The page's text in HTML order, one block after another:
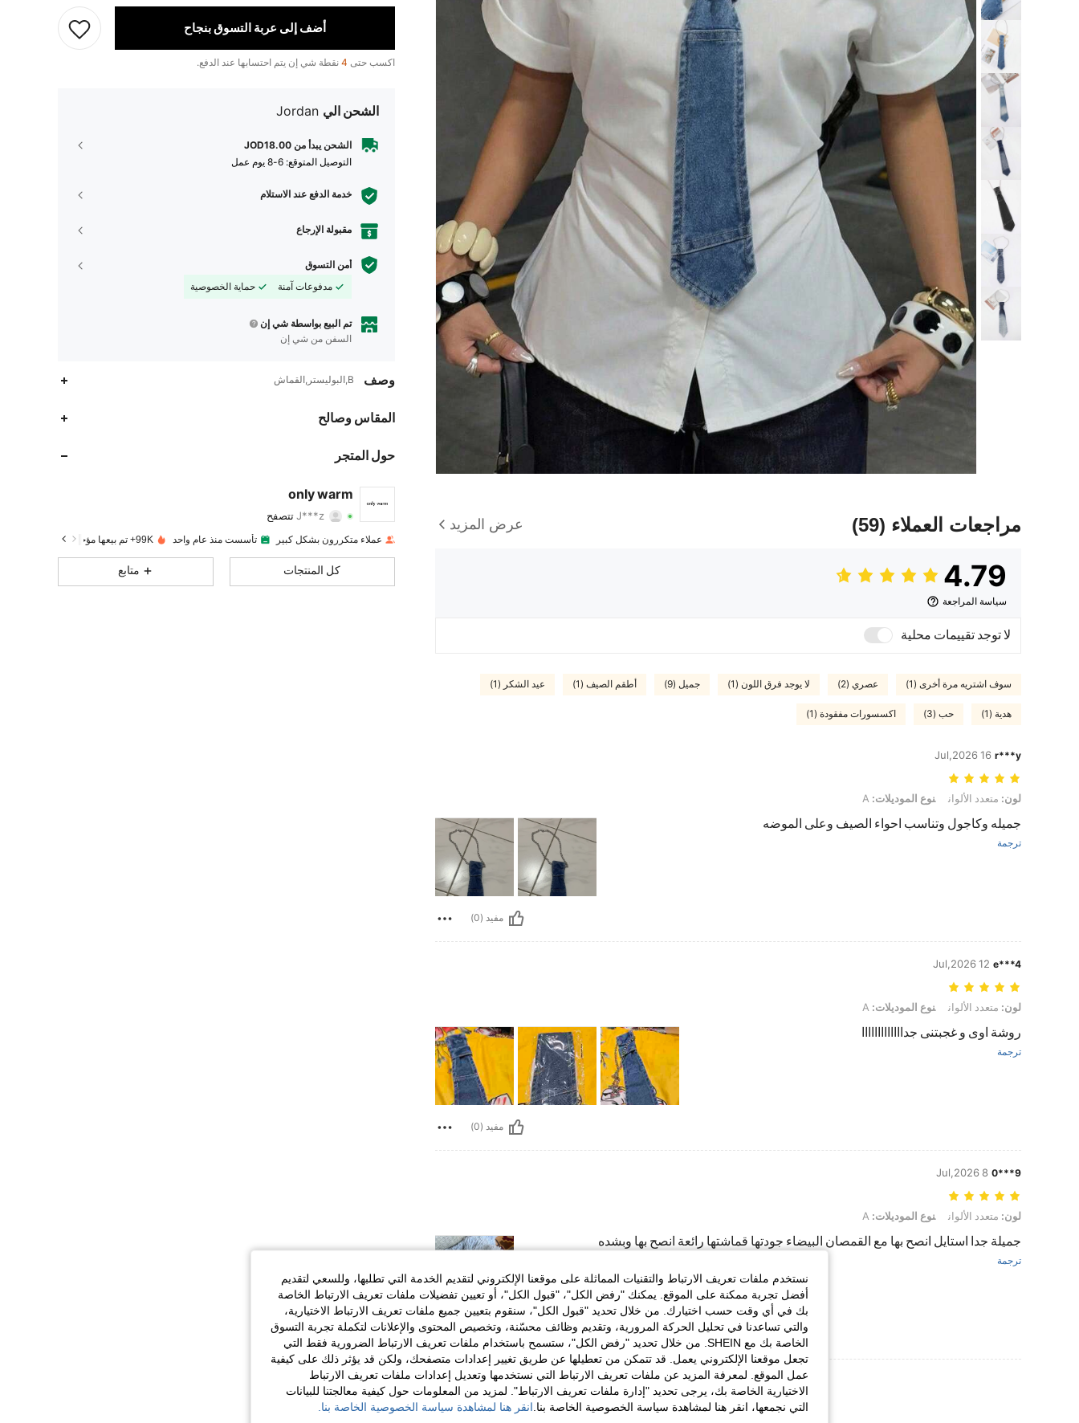
مراجعات العملاء (59) عرض المزيد
4.79
سياسة المراجعة
لا توجد تقييمات محلية
سوف اشتريه مرة أخرى (1) عصري (2) لا يوجد فرق اللون (1) جميل (9) أطقم الصيف (1) عيد الشكر (1)
هدية (1) حب (3) اكسسورات مفقودة (1)
r***y
16 Jul,2026
لون: متعدد الألوان, نوع الموديلات: A
لون: متعدد الألوان نوع الموديلات:
جميله وكاجول وتناسب احواء الصيف وعلى الموضه
ترجمة
مفيد (0)
e***4
12 Jul,2026
لون: متعدد الألوان, نوع الموديلات: A
لون: متعدد الألوان نوع الموديلات:
روشة اوى و غجبتنى جدااااااااااااا
ترجمة
مفيد (0)
9***0
8 Jul,2026
لون: متعدد الألوان, نوع الموديلات: A
لون: متعدد الألوان نوع الموديلات:
‏جميلة جدا استايل انصح بها مع القمصان البيضاء جودتها قماشتها رائعة انصح بها وبشده
ترجمة
مفيد (0)
عرض المزيد من المراجعات
أضف إلى عربة التسوق بنجاح
اكسب حتى 4 نقطة شي إن يتم احتسابها عند الدفع.
الشحن الي Jordan
الشحن يبدأ من JOD18.00
التوصيل المتوقع: 6-8 يوم عمل
خدمة الدفع عند الاستلام
مقبولة الإرجاع
أمن التسوق
مدفوعات آمنة
حماية الخصوصية
تم البيع بواسطة شي إن
السفن من شي إن
وصف B,البوليستر,القماش
المقاس وصالح
حول المتجر
only warm
J***z
4.93 تقييم 252قطع
4.93
252
6.6K
عملاء متكررون بشكل كبير تأسست منذ عام واحد 99K+ تم بيعها مؤخرًا
كل المنتجات متابع
نستخدم ملفات تعريف الارتباط والتقنيات المماثلة على موقعنا الإلكتروني لتقديم الخدمة التي تطلبها، وللسعي لتقديم
أفضل تجربة ممكنة على الموقع. يمكنك "رفض الكل"، "قبول الكل"، أو تعيين تفضيلات ملفات تعريف الارتباط الخاصة
بك في أي وقت حسب اختيارك. من خلال تحديد "قبول الكل"، سنقوم بتعيين جميع ملفات تعريف الارتباط الاختيارية،
والتي تساعدنا في تحليل الحركة المرورية، وتقديم وظائف محسّنة، وتخصيص المحتوى والإعلانات لتكملة تجربة التسوق
الخاصة بك مع SHEIN. من خلال تحديد "رفض الكل"، ستسمح باستخدام ملفات تعريف الارتباط الضرورية فقط التي
تجعل موقعنا الإلكتروني يعمل. قد تتمكن من تعطيلها عن طريق تغيير إعدادات متصفحك، ولكن قد يؤثر ذلك على كيفية
عمل الموقع. لمعرفة المزيد عن ملفات تعريف الارتباط التي نستخدمها وتعديل إعدادات ملفات تعريف الارتباط
الاختيارية الخاصة بك، يرجى تحديد "إدارة ملفات تعريف الارتباط". لمزيد من المعلومات حول كيفية معالجتنا للبيانات
التي نجمعها، انقر هنا لمشاهدة سياسة الخصوصية الخاصة بنا. انقر هنا لمشاهدة سياسة الخصوصية الخاصة بنا.